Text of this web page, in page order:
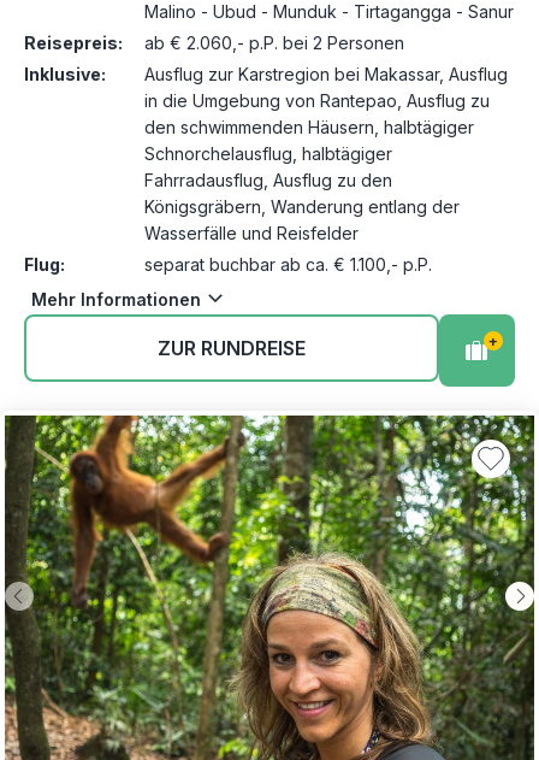
Malino - Ubud - Munduk - Tirtagangga - Sanur
Reisepreis:
ab € 2.060,- p.P. bei 2 Personen
Inklusive:
Ausflug zur Karstregion bei Makassar, Ausflug
in die Umgebung von Rantepao, Ausflug zu
den schwimmenden Häusern, halbtägiger
Schnorchelausflug, halbtägiger
Fahrradausflug, Ausflug zu den
Königsgräbern, Wanderung entlang der
Wasserfälle und Reisfelder
Flug:
separat buchbar ab ca. € 1.100,- p.P.
Mehr Informationen
ZUR RUNDREISE +